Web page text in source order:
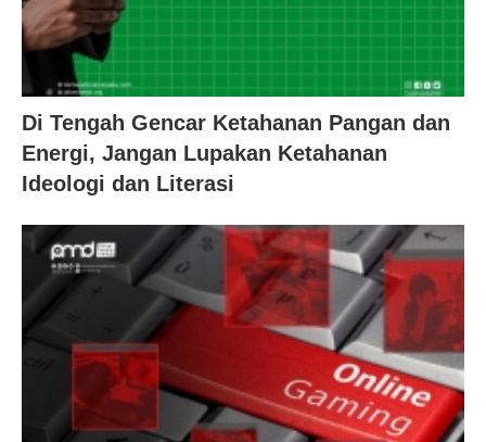
Di Tengah Gencar Ketahanan Pangan dan
Energi, Jangan Lupakan Ketahanan
Ideologi dan Literasi